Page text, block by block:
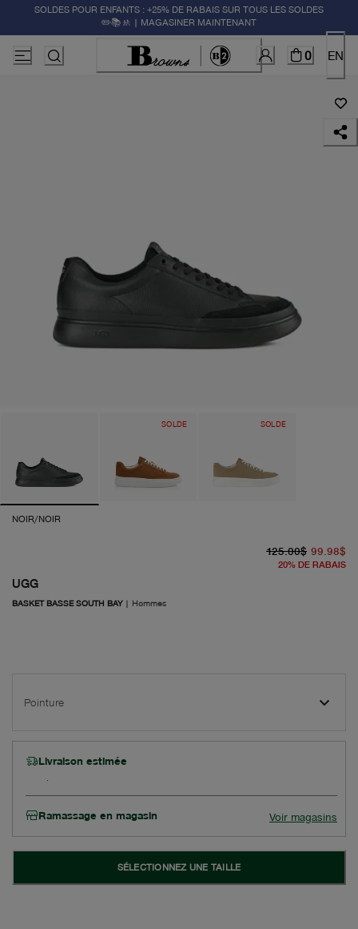
SOLDES POUR ENFANTS : +25% DE RABAIS SUR TOUS LES SOLDES
✏️📚🚸 | MAGASINER MAINTENANT
0 EN
SOLDE SOLDE
NOIR/NOIR
UGG
BASKET BASSE SOUTH BAY| Hommes
125.00$ 99.98$
20% DE RABAIS
Pointure
Livraison estimée
Ramassage en magasin Voir magasins
SÉLECTIONNEZ UNE TAILLE